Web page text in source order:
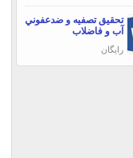
تحقیق تصفيه و ضدعفوني
آب و فاضلاب
رایگان